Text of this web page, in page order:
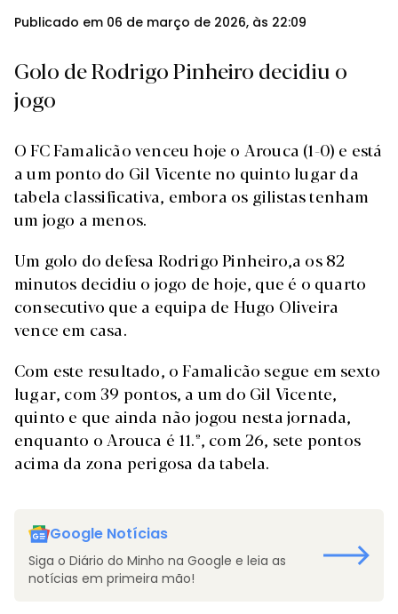
Publicado em 06 de março de 2026, às 22:09
Golo de Rodrigo Pinheiro decidiu o
jogo
O FC Famalicão venceu hoje o Arouca (1-0) e está
a um ponto do Gil Vicente no quinto lugar da
tabela classificativa, embora os gilistas tenham
um jogo a menos.
Um golo do defesa Rodrigo Pinheiro,a os 82
minutos decidiu o jogo de hoje, que é o quarto
consecutivo que a equipa de Hugo Oliveira
vence em casa.
Com este resultado, o Famalicão segue em sexto
lugar, com 39 pontos, a um do Gil Vicente,
quinto e que ainda não jogou nesta jornada,
enquanto o Arouca é 11.º, com 26, sete pontos
acima da zona perigosa da tabela.
Google Notícias
Siga o Diário do Minho na Google e leia as
notícias em primeira mão!